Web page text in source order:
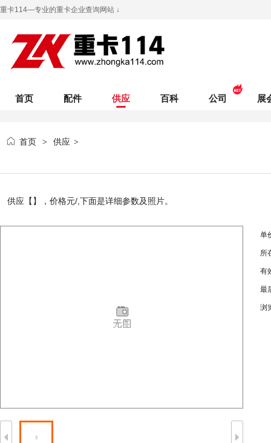
重卡114—专业的重卡企业查询网站 ↓
首页 配件 供应 百科 公司 展
首页 > 供应 >
供应【】，价格元/,下面是详细参数及照片。
单
所
有
最
浏